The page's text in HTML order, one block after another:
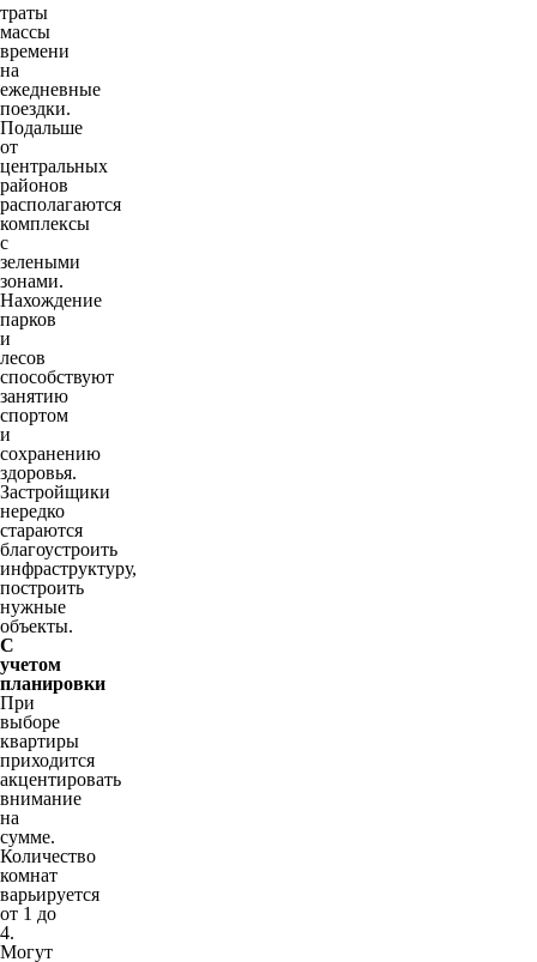
траты
массы
времени
на
ежедневные
поездки.
Подальше
от
центральных
районов
располагаются
комплексы
с
зелеными
зонами.
Нахождение
парков
и
лесов
способствуют
занятию
спортом
и
сохранению
здоровья.
Застройщики
нередко
стараются
благоустроить
инфраструктуру,
построить
нужные
объекты.
С
учетом
планировки
При
выборе
квартиры
приходится
акцентировать
внимание
на
сумме.
Количество
комнат
варьируется
от 1 до
4.
Могут